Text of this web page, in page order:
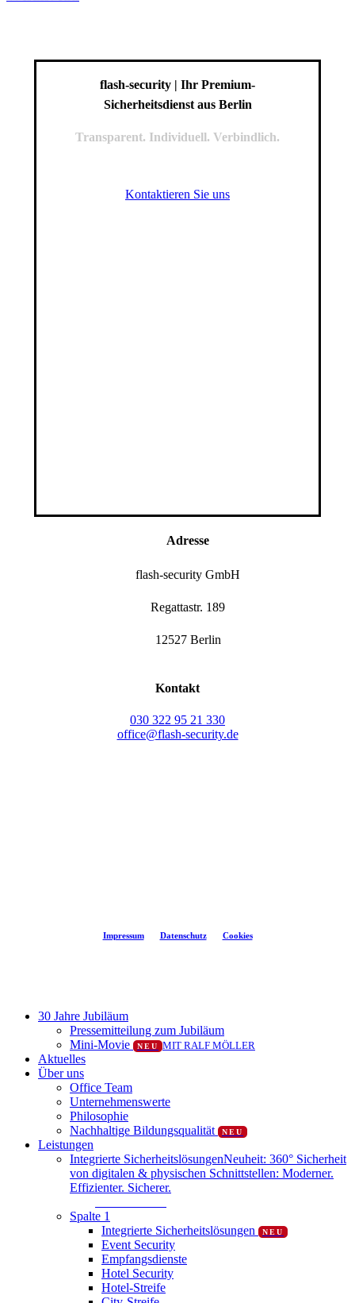
flash-security | Ihr Premium-
Sicherheitsdienst aus Berlin
Transparent. Individuell. Verbindlich.
Kontaktieren Sie uns
Adresse
flash-security GmbH
Regattastr. 189
12527 Berlin
Kontakt
030 322 95 21 330
office@flash-security.de
Impressum Datenschutz Cookies
Close
30 Jahre Jubiläum
Pressemitteilung zum Jubiläum
Mini-Movie
NEU MIT RALF MÖLLER
Aktuelles
Über uns
Office Team
Unternehmenswerte
Philosophie
Nachhaltige Bildungsqualität
NEU
Leistungen
Integrierte SicherheitslösungenNeuheit: 360° Sicherheit
von digitalen & physischen Schnittstellen: Moderner.
Effizienter. Sicherer.
Spalte 1
Integrierte Sicherheitslösungen
NEU
Event Security
Empfangsdienste
Hotel Security
Hotel-Streife